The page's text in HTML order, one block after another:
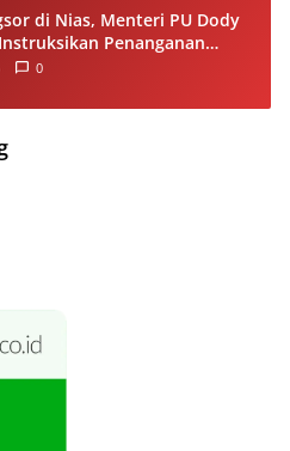
di Nias, Menteri PU Dody
Penanganan
agar Kerusakan Tak
0